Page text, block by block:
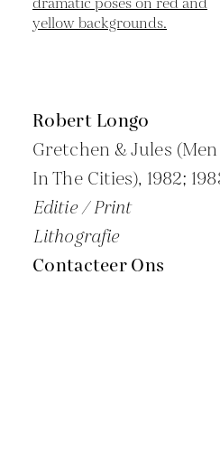
Robert Longo
Gretchen & Jules (Men
In The Cities), 1982;
Editie / Print
Lithografie
Contacteer Ons